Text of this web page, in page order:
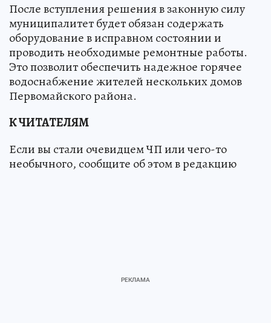
После вступления решения в законную силу
муниципалитет будет обязан содержать
оборудование в исправном состоянии и
проводить необходимые ремонтные работы.
Это позволит обеспечить надежное горячее
водоснабжение жителей нескольких домов
Первомайского района.
К ЧИТАТЕЛЯМ
Если вы стали очевидцем ЧП или чего-то
необычного, сообщите об этом в редакцию